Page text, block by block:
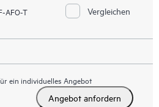
AFO-T Vergleichen
ein individuelles Angebot
Angebot anfordern